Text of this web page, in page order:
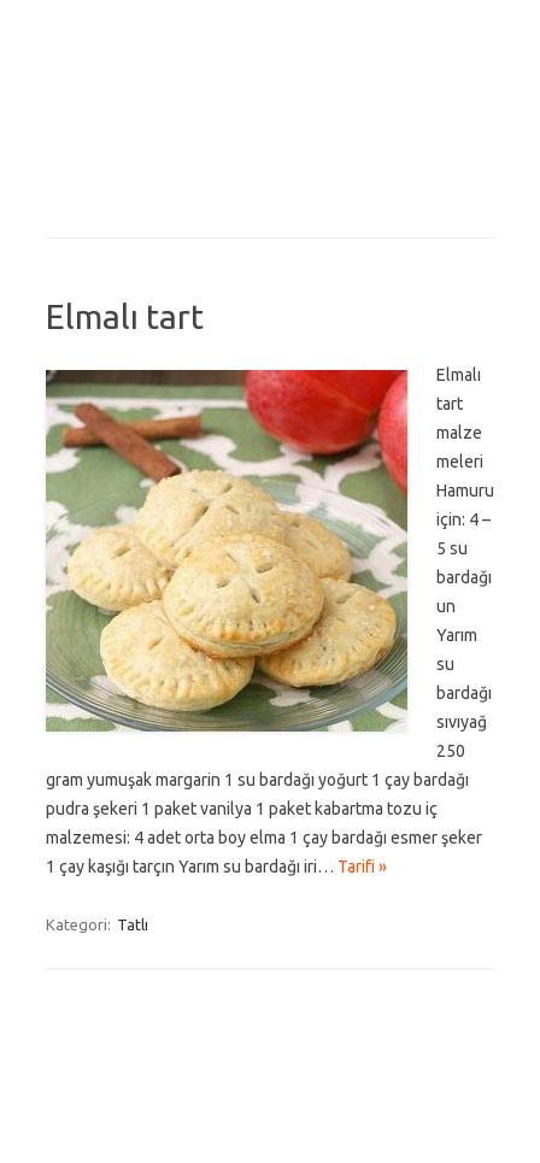
Elmalı tart
Elmalı
tart
malze
meleri
Hamuru
için: 4 –
5 su
bardağı
un
Yarım
su
bardağı
sıvıyağ
250
gram yumuşak margarin 1 su bardağı yoğurt 1 çay bardağı
pudra şekeri 1 paket vanilya 1 paket kabartma tozu iç
malzemesi: 4 adet orta boy elma 1 çay bardağı esmer şeker
1 çay kaşığı tarçın Yarım su bardağı iri… Tarifi »
Kategori: Tatlı